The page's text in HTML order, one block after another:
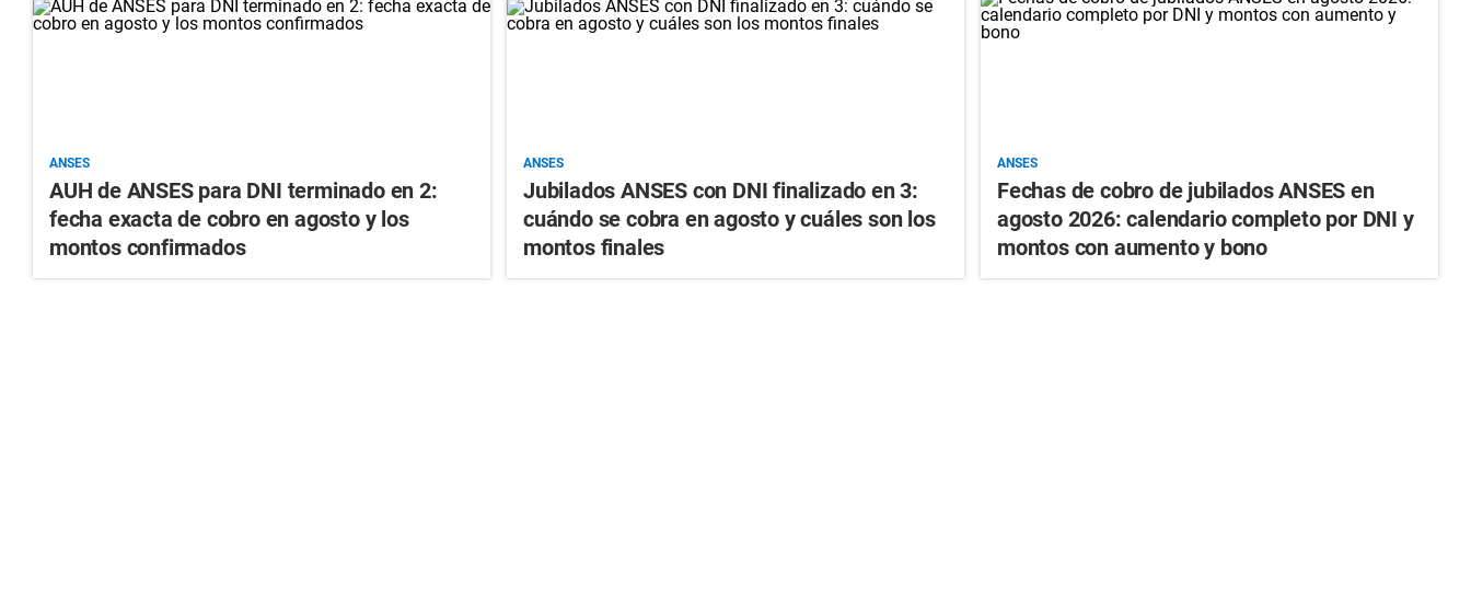
ANSES
AUH de ANSES para DNI terminado en 2:
fecha exacta de cobro en agosto y los
montos confirmados
ANSES
Jubilados ANSES con DNI finalizado en 3:
cuándo se cobra en agosto y cuáles son los
montos finales
ANSES
Fechas de cobro de jubilados ANSES en
agosto 2026: calendario completo por DNI y
montos con aumento y bono